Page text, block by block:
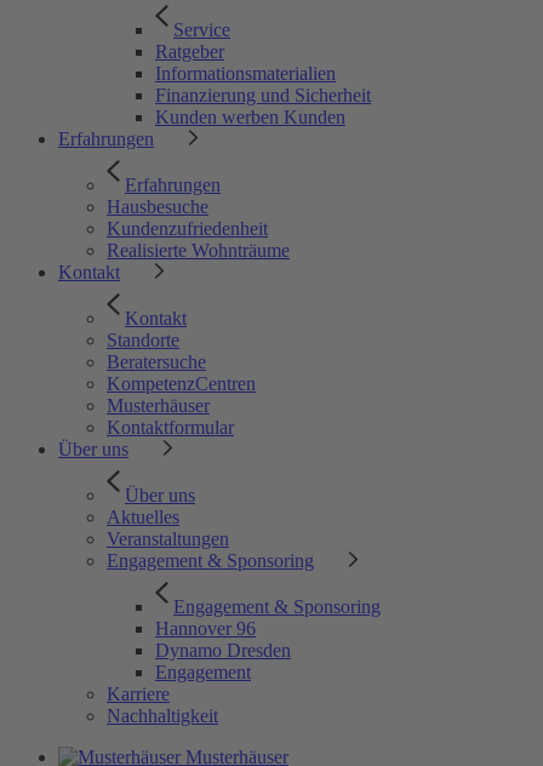
Service
Ratgeber
Informationsmaterialien
Finanzierung und Sicherheit
Kunden werben Kunden
Erfahrungen
Erfahrungen
Hausbesuche
Kundenzufriedenheit
Realisierte Wohnträume
Kontakt
Kontakt
Standorte
Beratersuche
KompetenzCentren
Musterhäuser
Kontaktformular
Über uns
Über uns
Aktuelles
Veranstaltungen
Engagement & Sponsoring
Engagement & Sponsoring
Hannover 96
Dynamo Dresden
Engagement
Karriere
Nachhaltigkeit
Musterhäuser